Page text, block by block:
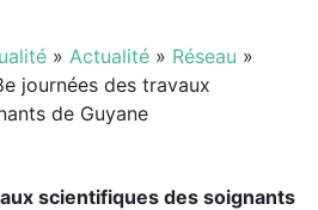
» Actualité » Réseau »
journées des travaux
de Guyane
scientifiques des soignants